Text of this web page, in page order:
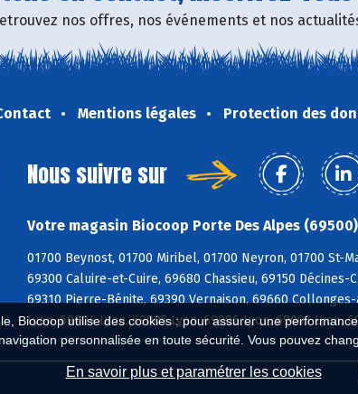
Biocoop utilise des cookies : pour assurer une
personnalisée en toute sécurité. Vous pouvez
En savoir plus et paramétrer les cookies
nos offres, nos événements et nos
Mentions légales Protection des
Nous suivre sur
Votre magasin Biocoop Porte Des Alpes
01700 Beynost, 01700 Miribel, 01700 Neyron, 01700 St-
69300 Caluire-et-Cuire, 69680 Chassieu, 69150
69310 Pierre-Bénite, 69390 Vernaison, 69660
Lyon, 69004 Lyon, 69005 Lyon, 69006 Lyon, 69007 Lyon,